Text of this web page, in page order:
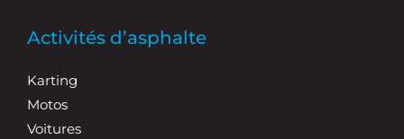
Activités d’asphalte
Karting
Motos
Voitures